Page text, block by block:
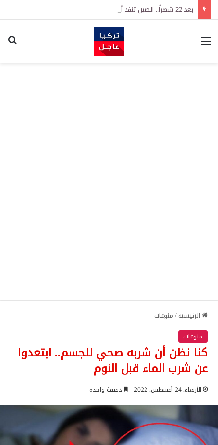
القائمة
الرئيسية/منوعات
منوعات
كنا نظن أن شربه صحي للجسم.. ابتعدوا
عن شرب الماء قبل النوم
الأربعاء, 24 أغسطس, 2022 دقيقة واحدة